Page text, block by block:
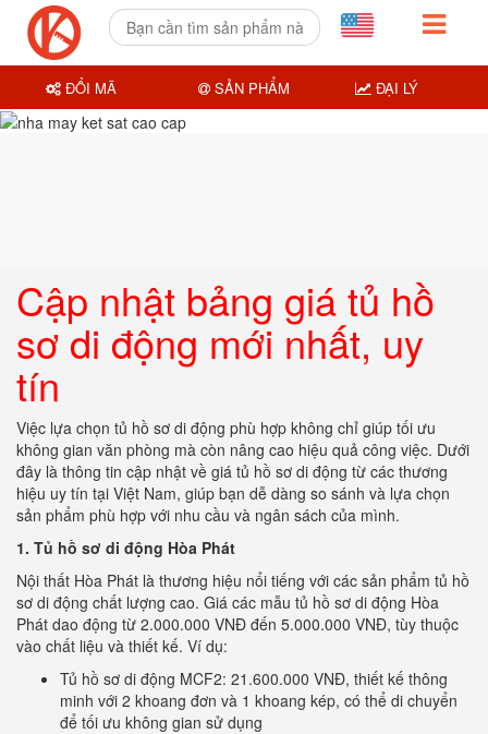
Cập nhật bảng giá tủ hồ
sơ di động mới nhất, uy
tín
Việc lựa chọn tủ hồ sơ di động phù hợp không chỉ giúp tối ưu
không gian văn phòng mà còn nâng cao hiệu quả công việc. Dưới
đây là thông tin cập nhật về giá tủ hồ sơ di động từ các thương
hiệu uy tín tại Việt Nam, giúp bạn dễ dàng so sánh và lựa chọn
sản phẩm phù hợp với nhu cầu và ngân sách của mình.
1. Tủ hồ sơ di động Hòa Phát
Nội thất Hòa Phát là thương hiệu nổi tiếng với các sản phẩm tủ hồ
sơ di động chất lượng cao. Giá các mẫu tủ hồ sơ di động Hòa
Phát dao động từ 2.000.000 VNĐ đến 5.000.000 VNĐ, tùy thuộc
vào chất liệu và thiết kế. Ví dụ:
Tủ hồ sơ di động MCF2: 21.600.000 VNĐ, thiết kế thông
minh với 2 khoang đơn và 1 khoang kép, có thể di chuyển
để tối ưu không gian sử dụng
ĐỔI MÃ SẢN PHẨM ĐẠI LÝ